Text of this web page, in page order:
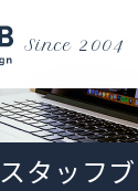
Since 2004
スタッフ